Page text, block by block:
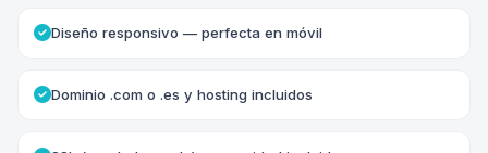
Diseño responsivo — perfecta en móvil
Dominio .com o .es y hosting incluidos